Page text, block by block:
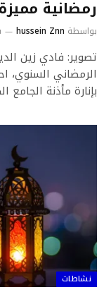
رمضانية
بواسطة hussein Znn
تصوير: فادي زين
الرمضاني السنوي،
بإنارة مأذنة الجامع
نشاطات